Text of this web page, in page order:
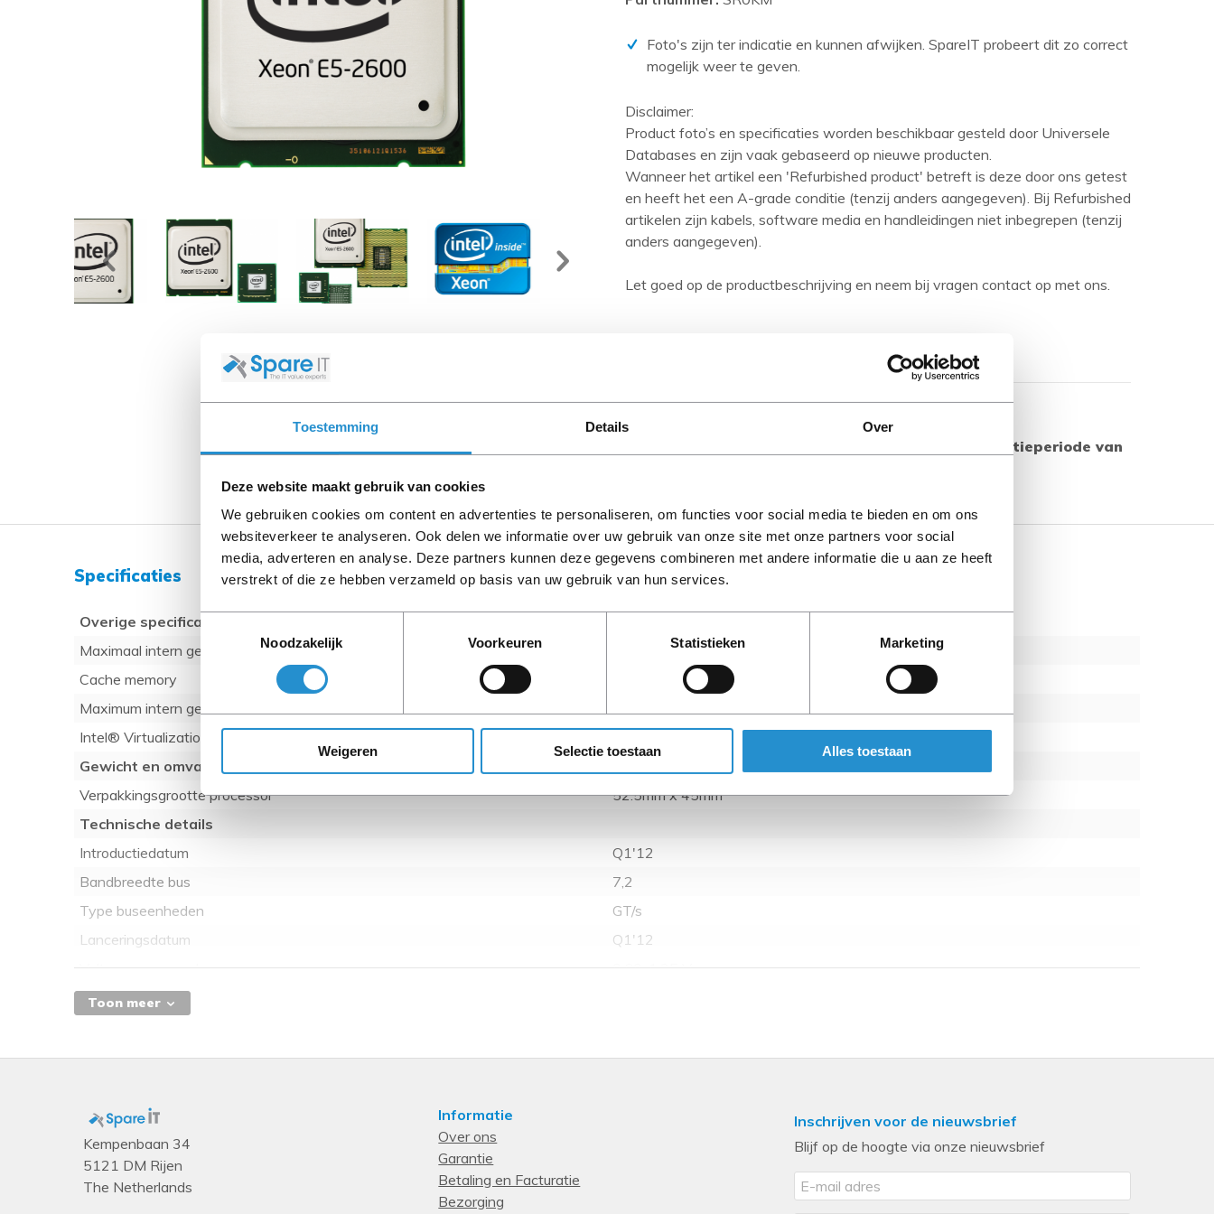
Toestemming Details Over
Deze website maakt gebruik van cookies
We gebruiken cookies om content en advertenties te personaliseren, om functies voor social media te bieden en om ons
websiteverkeer te analyseren. Ook delen we informatie over uw gebruik van onze site met onze partners voor social
media, adverteren en analyse. Deze partners kunnen deze gegevens combineren met andere informatie die u aan ze heeft
verstrekt of die ze hebben verzameld op basis van uw gebruik van hun services.
Toestemmingsselectie
Noodzakelijk
Voorkeuren Statistieken Marketing
Weigeren Selectie toestaan Alles toestaan
Power Distribution Units (PDU)
Raid Controllers
Riser Cards
Systeemborden
Tape drives
Overig
Foto's zijn ter indicatie en kunnen afwijken. SpareIT probeert dit zo correct
mogelijk weer te geven.
Disclaimer:
Product foto’s en specificaties worden beschikbaar gesteld door Universele
Databases en zijn vaak gebaseerd op nieuwe producten.
Wanneer het artikel een 'Refurbished product' betreft is deze door ons getest
en heeft het een A-grade conditie (tenzij anders aangegeven). Bij Refurbished
artikelen zijn kabels, software media en handleidingen niet inbegrepen (tenzij
anders aangegeven).
Let goed op de productbeschrijving en neem bij vragen contact op met ons.
Toon meer
LET OP: Op refurbished producten geldt een garantieperiode van
Specificaties
Overige specificaties
Maximaal intern geheugen
393216 MB
Cache memory
Maximum intern geheugen
Intel® Virtualization Technology (Intel® VT)
Gewicht en omvang
Verpakkingsgrootte processor
52.5mm x 45mm
Technische details
Introductiedatum
Q1'12
Bandbreedte bus
7,2
Type buseenheden
GT/s
Lanceringsdatum
Q1'12
Voltage processorkern
0.60-1.35 V
Productnaam
Maximaal geheugen
384 GB
Productfamilie
Intel Xeon Processor E5 Family
Laatste wijziging
Bussnelheid
Toon meer
Kempenbaan 34
5121 DM Rijen
The Netherlands
Informatie
Over ons
Garantie
Betaling en Facturatie
Bezorging
Inschrijven voor de nieuwsbrief
Blijf op de hoogte via onze nieuwsbrief